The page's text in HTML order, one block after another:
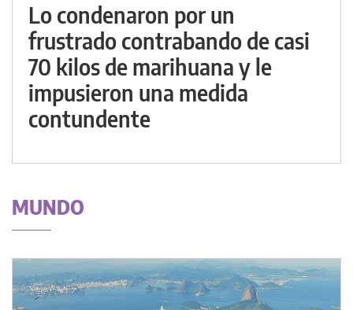
Lo condenaron por un
frustrado contrabando de casi
70 kilos de marihuana y le
impusieron una medida
contundente
MUNDO